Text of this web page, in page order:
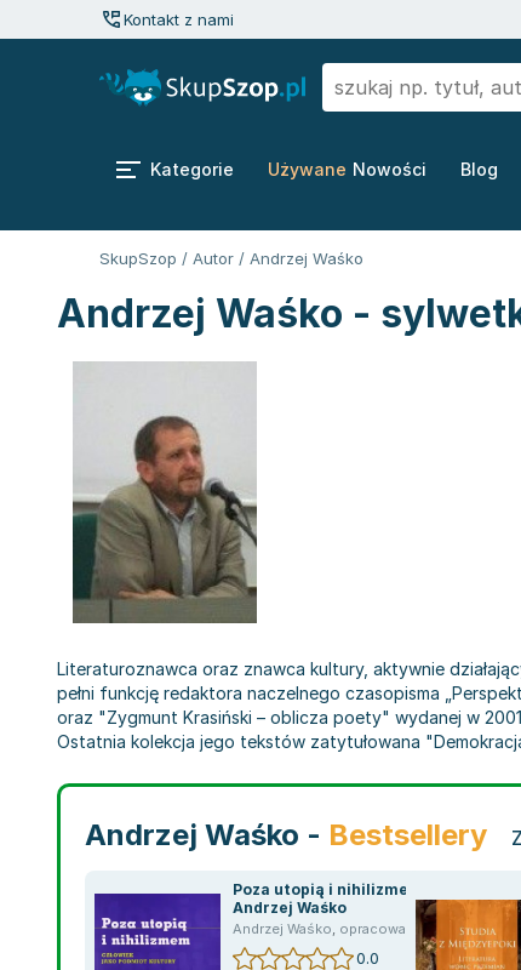
Kontakt z nami
Kategorie Używane Nowości Blog
SkupSzop / Autor / Andrzej Waśko
Andrzej Waśko -
Literaturoznawca oraz znawca kultury, aktywnie
pełni funkcję redaktora naczelnego czasopisma
oraz "Zygmunt Krasiński – oblicza poety" wydanej w
Ostatnia kolekcja jego tekstów zatytułowana
Andrzej Waśko - Bestsellery
Poza utopią i nihilizmem -
Andrzej Waśko
Andrzej Waśko, opracowanie zbiorowe ,
0.0